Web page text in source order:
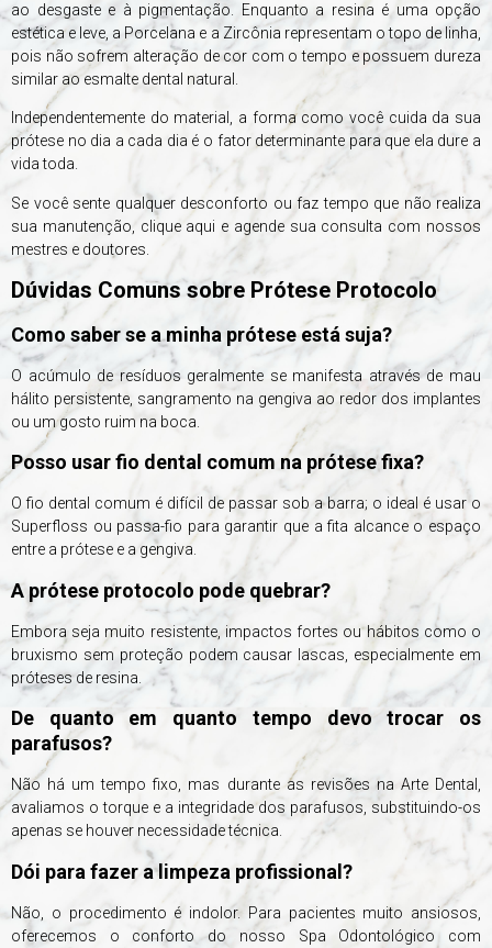
ao desgaste e à pigmentação. Enquanto a resina é uma opção
estética e leve, a Porcelana e a Zircônia representam o topo de linha,
pois não sofrem alteração de cor com o tempo e possuem dureza
similar ao esmalte dental natural.
Independentemente do material, a forma como você cuida da sua
prótese no dia a cada dia é o fator determinante para que ela dure a
vida toda.
Se você sente qualquer desconforto ou faz tempo que não realiza
sua manutenção, clique aqui e agende sua consulta com nossos
mestres e doutores.
Dúvidas Comuns sobre Prótese Protocolo
Como saber se a minha prótese está suja?
O acúmulo de resíduos geralmente se manifesta através de mau
hálito persistente, sangramento na gengiva ao redor dos implantes
ou um gosto ruim na boca.
Posso usar fio dental comum na prótese fixa?
O fio dental comum é difícil de passar sob a barra; o ideal é usar o
Superfloss ou passa-fio para garantir que a fita alcance o espaço
entre a prótese e a gengiva.
A prótese protocolo pode quebrar?
Embora seja muito resistente, impactos fortes ou hábitos como o
bruxismo sem proteção podem causar lascas, especialmente em
próteses de resina.
De quanto em quanto tempo devo trocar os
parafusos?
Não há um tempo fixo, mas durante as revisões na Arte Dental,
avaliamos o torque e a integridade dos parafusos, substituindo-os
apenas se houver necessidade técnica.
Dói para fazer a limpeza profissional?
Não, o procedimento é indolor. Para pacientes muito ansiosos,
oferecemos o conforto do nosso Spa Odontológico com